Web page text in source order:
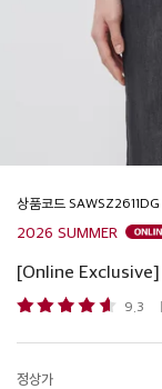
상품코드
2026 SUMMER
[Online Exclusive]
9.3
정상가